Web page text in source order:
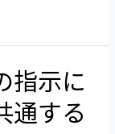
指示に
する